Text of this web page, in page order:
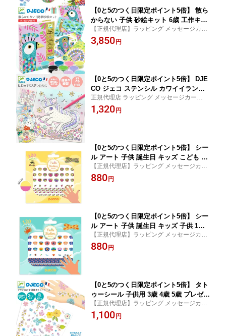
【0と5のつく日限定ポイント5倍】 散ら
からない 子供 砂絵キット 6歳 工作キッ
ト サンドアート カラーサンド お絵かき
クラフト 知育玩具 おもちゃ 誕生日 女
【正規代理店】ラッピング メッセージカー
ド のし無料 子供 砂絵 キット 簡単 6歳 セッ
ト お絵かき クラフト 知育玩具 おもちゃ 子
3,850 円
【0と5のつく日限定ポイント5倍】 DJE
CO ジェコ ステンシル カワイイランド
お絵描き 3歳 4歳 ぬり絵 塗り絵 鉛筆の
練習 ユニコーン 簡単 写し絵 なぞる 運
正規代理店 ラッピング メッセージカード
のし無料 誕生日プレゼント ギフト ヨーロ
ッパ安全規格 おもちゃ安全基準EN71適合
1,320 円
【0と5のつく日限定ポイント5倍】 シー
ル アート 子供 誕生日 キッズ こども 1
歳 2歳 3歳 4歳 プチギフト ステッカーシ
ール 贈り物 6歳 キッズ 大人 子供 入学
【正規代理店】ラッピング メッセージカー
ド のし無料 美しいステッカー 大人 子供 シ
ール プレゼント ギフト おすすめ 大人 知育
880 円
【0と5のつく日限定ポイント5倍】 シー
ル アート 子供 誕生日 キッズ 子供 1歳
2歳 3歳 4歳 プチギフト ステッカーシー
ル 贈り物 6歳 大人 子供 入学卒業 お祝
【正規代理店】ラッピング メッセージカー
ド のし無料 美しいステッカー 大人 子供 シ
ール プレゼント ギフト おすすめ 大人 知育
880 円
【0と5のつく日限定ポイント5倍】 タト
ゥーシール 子供用 3歳 4歳 5歳 プレゼン
ト 誕生日ギフト かわいい ステッカー
ペイント 花 おしゃれ イベント 女の子
【正規代理店】ラッピング メッセージカー
ド のし無料 3歳 4歳 5歳 タトゥーシール キ
ッズ用 ボディステッカー クリスマス 子ど
1,100 円